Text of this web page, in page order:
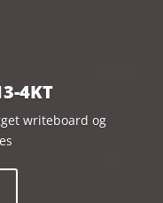
4KT
writeboard og